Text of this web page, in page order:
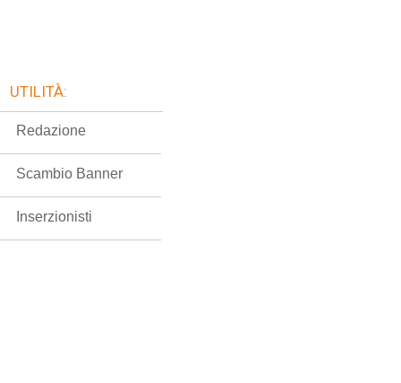
UTILITÀ:
Redazione
Scambio Banner
Inserzionisti